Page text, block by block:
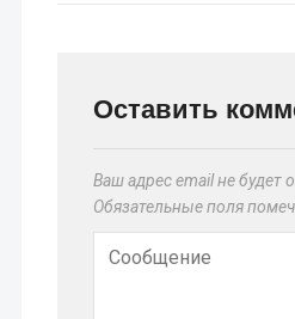
Оставить
Ваш адрес email не будет
Обязательные поля